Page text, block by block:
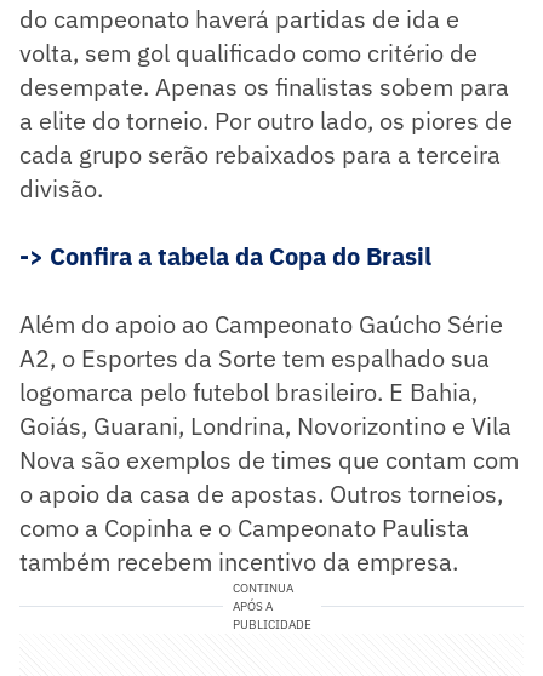
do campeonato haverá partidas de ida e
volta, sem gol qualificado como critério de
desempate. Apenas os finalistas sobem para
a elite do torneio. Por outro lado, os piores de
cada grupo serão rebaixados para a terceira
divisão.
-> Confira a tabela da Copa do Brasil
Além do apoio ao Campeonato Gaúcho Série
A2, o Esportes da Sorte tem espalhado sua
logomarca pelo futebol brasileiro. E Bahia,
Goiás, Guarani, Londrina, Novorizontino e Vila
Nova são exemplos de times que contam com
o apoio da casa de apostas. Outros torneios,
como a Copinha e o Campeonato Paulista
também recebem incentivo da empresa.
CONTINUA
APÓS A
PUBLICIDADE